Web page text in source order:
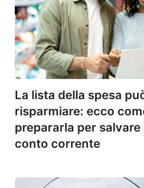
La lista della spesa
risparmiare: ecco
prepararla per salvare
conto corrente